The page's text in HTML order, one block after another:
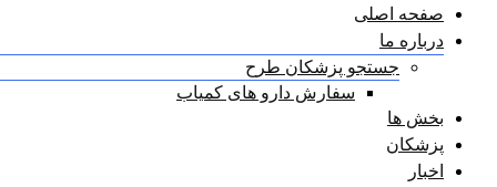
صفحه اصلی
درباره ما
جستجو پزشکان طرح
سفارش دارو های کمیاب
بخش ها
پزشکان
اخبار